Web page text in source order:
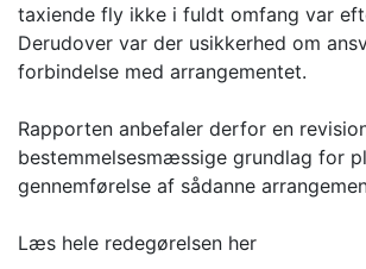
taxiende fly ikke i fuldt omfang var
Derudover var der usikkerhed om
forbindelse med arrangementet.
Rapporten anbefaler derfor en
bestemmelsesmæssige grundlag for
gennemførelse af sådanne
Læs hele redegørelsen her